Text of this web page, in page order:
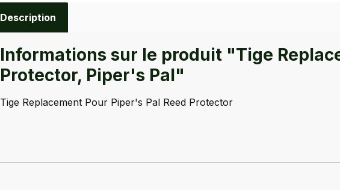
Description
Informations sur le produit "Tige
Protector, Piper's Pal"
Tige Replacement Pour Piper's Pal Reed Protector